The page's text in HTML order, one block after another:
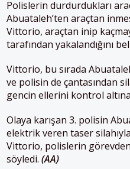
Polislerin durdurdukları
Abuataleh’ten araçtan
Vittorio, araçtan inip
tarafından yakalandığını
Vittorio, bu sırada
ve polisin de çantasından
gencin ellerini kontrol altına
Olaya karışan 3. polisin
elektrik veren taser
Vittorio, polislerin görevden
söyledi. (AA)